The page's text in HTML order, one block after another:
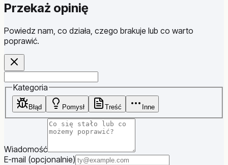
Przekaż opinię
Powiedz nam, co działa, czego brakuje lub co warto
poprawić.
Kategoria
Błąd Pomysł Treść Inne
Wiadomość
E-mail (opcjonalnie)